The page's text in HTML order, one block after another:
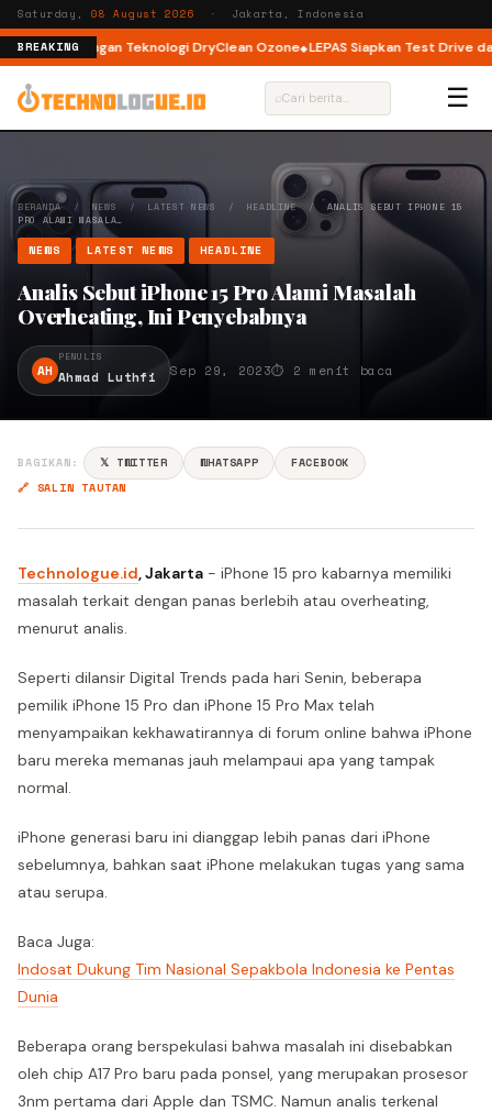
Saturday,08 August 2026 · Jakarta, Indonesia
BREAKING
Load dengan Teknologi DryClean Ozone LEPAS Siapkan Test Drive dan
⌕ ☰
BERANDA/ NEWS / LATEST NEWS / HEADLINE/ANALIS SEBUT IPHONE 15
PRO ALAMI MASALA…
NEWS LATEST NEWS HEADLINE
Analis Sebut iPhone 15 Pro Alami Masalah
Overheating, Ini Penyebabnya
AH
PENULIS
Ahmad Luthfi Sep 29, 2023⏱ 2 menit baca
BAGIKAN: 𝕏 TWITTER WHATSAPP
FACEBOOK
🔗 SALIN TAUTAN
Technologue.id, Jakarta - iPhone 15 pro kabarnya memiliki
masalah terkait dengan panas berlebih atau overheating,
menurut analis.
Seperti dilansir Digital Trends pada hari Senin, beberapa
pemilik iPhone 15 Pro dan iPhone 15 Pro Max telah
menyampaikan kekhawatirannya di forum online bahwa iPhone
baru mereka memanas jauh melampaui apa yang tampak
normal.
iPhone generasi baru ini dianggap lebih panas dari iPhone
sebelumnya, bahkan saat iPhone melakukan tugas yang sama
atau serupa.
Baca Juga:
Indosat Dukung Tim Nasional Sepakbola Indonesia ke Pentas
Dunia
Beberapa orang berspekulasi bahwa masalah ini disebabkan
oleh chip A17 Pro baru pada ponsel, yang merupakan prosesor
3nm pertama dari Apple dan TSMC. Namun analis terkenal